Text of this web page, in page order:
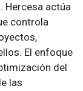
Hercesa actúa
controla
El enfoque
del
las